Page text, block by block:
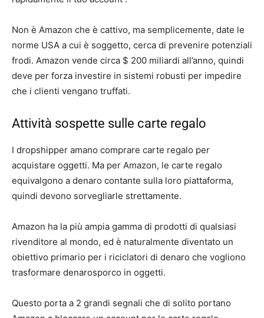
Non è Amazon che è cattivo, ma semplicemente, date le
norme USA a cui è soggetto, cerca di prevenire potenziali
frodi. Amazon vende circa $ 200 miliardi all’anno, quindi
deve per forza investire in sistemi robusti per impedire
che i clienti vengano truffati.
Attività sospette sulle carte regalo
I dropshipper amano comprare carte regalo per
acquistare oggetti. Ma per Amazon, le carte regalo
equivalgono a denaro contante sulla loro piattaforma,
quindi devono sorvegliarle strettamente.
Amazon ha la più ampia gamma di prodotti di qualsiasi
rivenditore al mondo, ed è naturalmente diventato un
obiettivo primario per i riciclatori di denaro che vogliono
trasformare denarosporco in oggetti.
Questo porta a 2 grandi segnali che di solito portano